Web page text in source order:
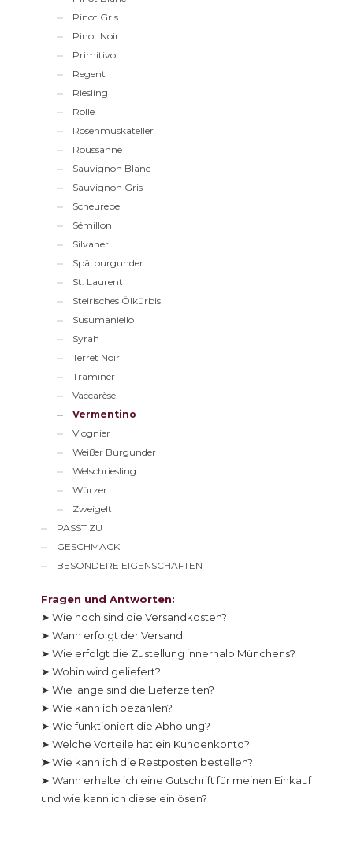
Pinot Gris
Pinot Noir
Primitivo
Regent
Riesling
Rolle
Rosenmuskateller
Roussanne
Sauvignon Blanc
Sauvignon Gris
Scheurebe
Sémillon
Silvaner
Spätburgunder
St. Laurent
Steirisches Ölkürbis
Susumaniello
Syrah
Terret Noir
Traminer
Vaccarèse
Vermentino
Viognier
Weißer Burgunder
Welschriesling
Würzer
Zweigelt
PASST ZU
GESCHMACK
BESONDERE EIGENSCHAFTEN
Fragen und Antworten:
➤ Wie hoch sind die Versandkosten?
➤ Wann erfolgt der Versand
➤ Wie erfolgt die Zustellung innerhalb Münchens?
➤ Wohin wird geliefert?
➤ Wie lange sind die Lieferzeiten?
➤ Wie kann ich bezahlen?
➤ Wie funktioniert die Abholung?
➤ Welche Vorteile hat ein Kundenkonto?
➤ Wie kann ich die Restposten bestellen?
➤ Wann erhalte ich eine Gutschrift für meinen Einkauf
und wie kann ich diese einlösen?